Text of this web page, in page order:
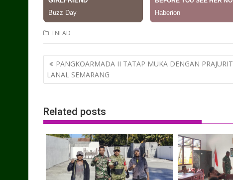
TNI AD
Post
navigation
PANGKOARMADA II TATAP MUKA DENGAN PRAJURIT
LANAL SEMARANG
Related posts